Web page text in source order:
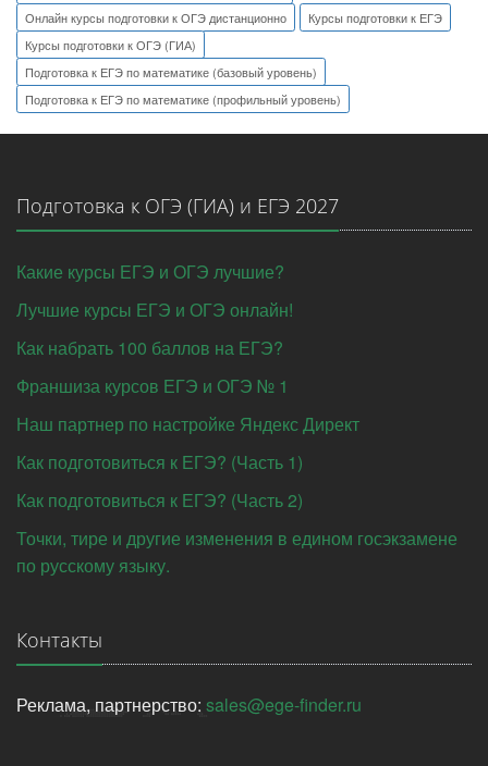
Онлайн курсы подготовки к ОГЭ дистанционно
Курсы подготовки к ЕГЭ
Курсы подготовки к ОГЭ (ГИА)
Подготовка к ЕГЭ по математике (базовый уровень)
Подготовка к ЕГЭ по математике (профильный уровень)
Подготовка к ОГЭ (ГИА) и ЕГЭ 2027
Какие курсы ЕГЭ и ОГЭ лучшие?
Лучшие курсы ЕГЭ и ОГЭ онлайн!
Как набрать 100 баллов на ЕГЭ?
Франшиза курсов ЕГЭ и ОГЭ № 1
Наш партнер по настройке Яндекс Директ
Как подготовиться к ЕГЭ? (Часть 1)
Как подготовиться к ЕГЭ? (Часть 2)
Точки, тире и другие изменения в едином госэкзамене
по русскому языку.
Контакты
Реклама, партнерство: sales@ege-finder.ru